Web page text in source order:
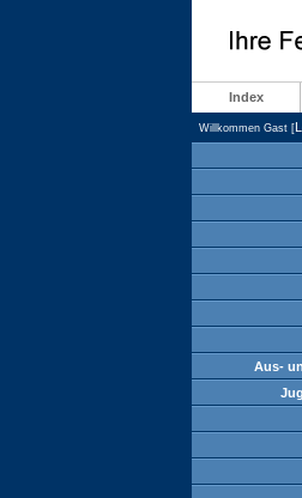
Index
Willkommen Gast [
Aus-